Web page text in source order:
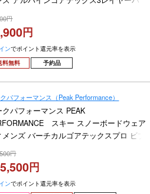
2027
ンでポイント還元率を表示
料無料
予約品
パフォーマンス（Peak Performance）
クパフォーマンス PEAK
スキー スノーボードウェア
メンズ バーチカルゴアテックスプロ ビブ
070 2026-2027
ンでポイント還元率を表示